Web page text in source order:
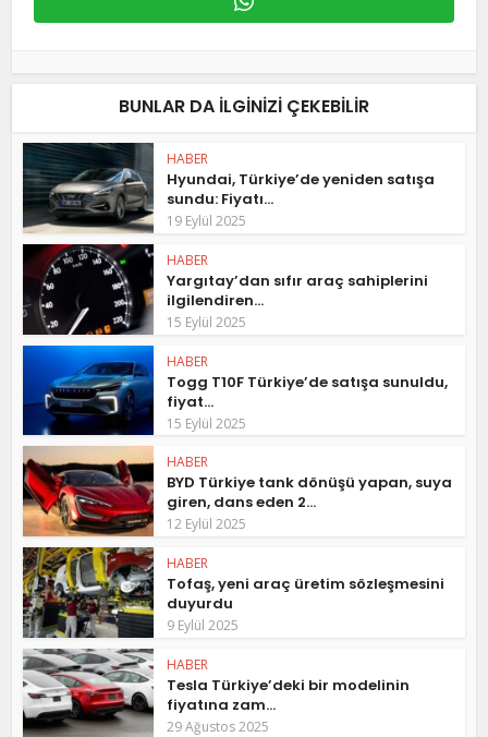
BUNLAR DA ILGINIZI ÇEKEBILIR
HABER
Hyundai, Türkiye’de yeniden satışa
sundu: Fiyatı...
19 Eylül 2025
HABER
Yargıtay’dan sıfır araç sahiplerini
ilgilendiren...
15 Eylül 2025
HABER
Togg T10F Türkiye’de satışa sunuldu,
fiyat...
15 Eylül 2025
HABER
BYD Türkiye tank dönüşü yapan, suya
giren, dans eden 2...
12 Eylül 2025
HABER
Tofaş, yeni araç üretim sözleşmesini
duyurdu
9 Eylül 2025
HABER
Tesla Türkiye’deki bir modelinin
fiyatına zam...
29 Ağustos 2025